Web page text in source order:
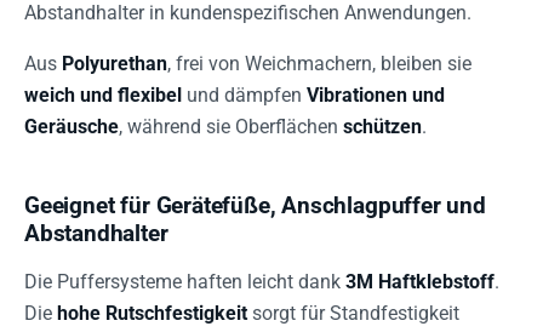
Abstandhalter in kundenspezifischen Anwendungen.
Aus Polyurethan, frei von Weichmachern, bleiben sie
weich und flexibel und dämpfen Vibrationen und
Geräusche, während sie Oberflächen schützen.
Geeignet für Gerätefüße, Anschlagpuffer und
Abstandhalter
Die Puffersysteme haften leicht dank 3M Haftklebstoff.
Die hohe Rutschfestigkeit sorgt für Standfestigkeit